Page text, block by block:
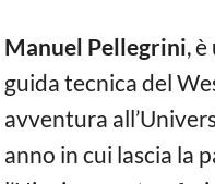
Manuel Pellegrini,
guida tecnica del
avventura
anno in cui lascia la